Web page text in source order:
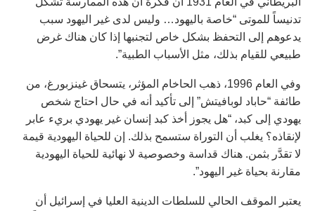
تدنيساً للموتى “خاصة باليهود… وليس لدى غير اليهود سبب
يدعوهم إلى التحفظ بشكل خاص لتجنبها إذا كان هناك غرض
طبيعي للقيام بذلك، مثل الأسباب الطبية”.
وفي العام 1996، ذهب الحاخام المؤثر، يتسحاق غينزبورغ، من
طائفة “حاباد لوبافيتش” إلى تأكيد أنه في حال احتاج شخص
يهودي إلى كبد، “هل يجوز أخذ كبد إنسان غير يهودي بريء عابر
لإنقاذه؟ يغلب أن التوراة ستسمح بذلك. إن للحياة اليهودية قيمة
لا تقدَّر بثمن. هناك قداسة وخصوصية لا نهائية للحياة اليهودية
مقارنة بحياة غير اليهود”.
يعتبر الموقف الحالي للسلطات الدينية العليا في إسرائيل أن